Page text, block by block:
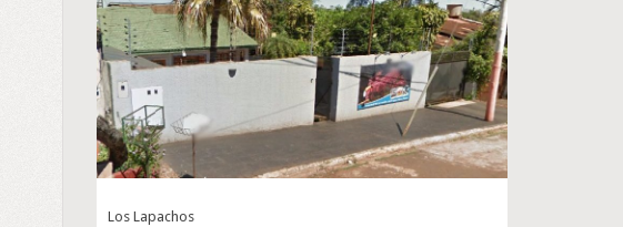
Los Lapachos